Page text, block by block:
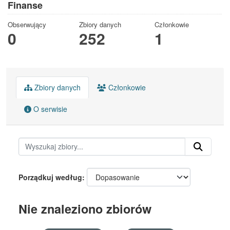
Finanse
Obserwujący
0
Zbiory danych
252
Członkowie
1
Zbiory danych Członkowie
O serwisie
Porządkuj według
Nie znaleziono zbiorów